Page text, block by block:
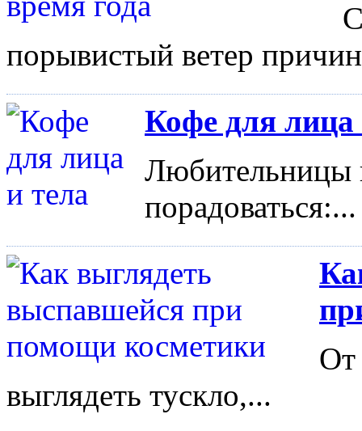
порывистый ветер
Кофе для лица
Любительницы
порадоваться:...
От
выглядеть тускло,...